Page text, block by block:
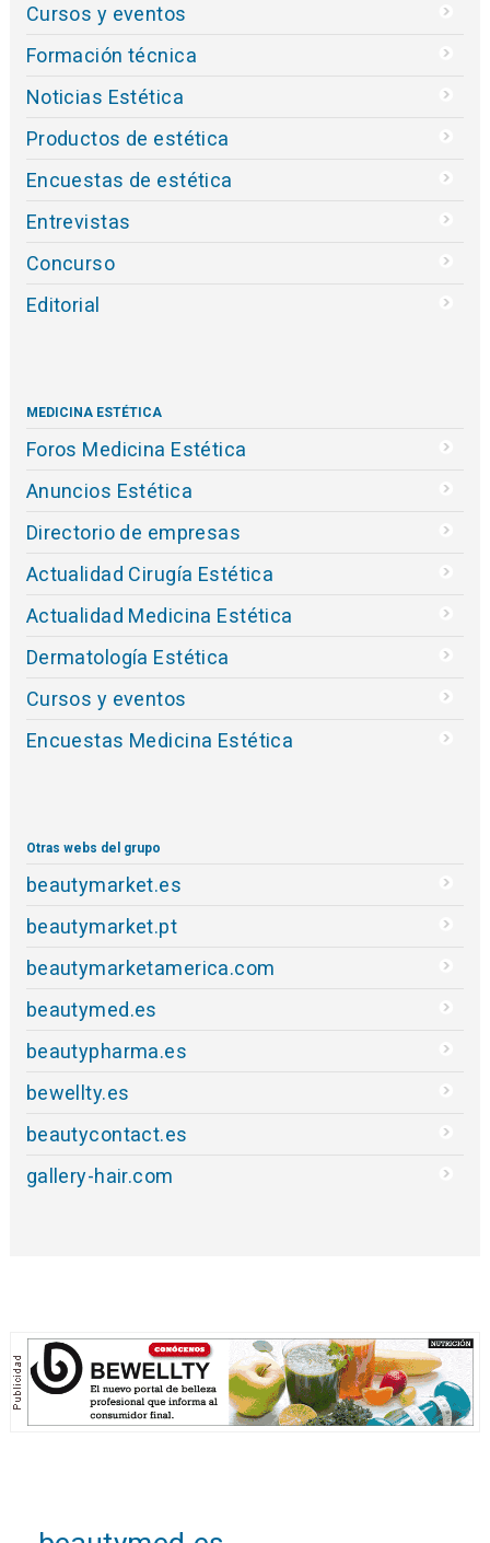
Cursos y eventos
Formación técnica
Noticias Estética
Productos de estética
Encuestas de estética
Entrevistas
Concurso
Editorial
MEDICINA ESTÉTICA
Foros Medicina Estética
Anuncios Estética
Directorio de empresas
Actualidad Cirugía Estética
Actualidad Medicina Estética
Dermatología Estética
Cursos y eventos
Encuestas Medicina Estética
Otras webs del grupo
beautymarket.es
beautymarket.pt
beautymarketamerica.com
beautymed.es
beautypharma.es
bewellty.es
beautycontact.es
gallery-hair.com